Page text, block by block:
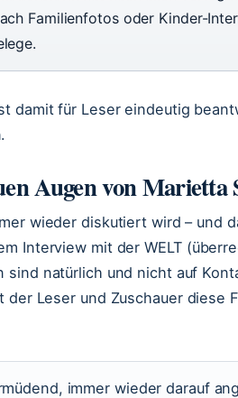
Familienfotos oder Kinder-
damit für Leser eindeutig
Augen von Marietta
wieder diskutiert wird – und
Interview mit derWELT
sind natürlich und nicht auf
der Leser und Zuschauer diese
immer wieder darauf